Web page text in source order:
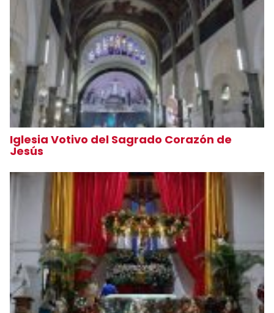
Iglesia Votivo del Sagrado Corazón de
Jesús